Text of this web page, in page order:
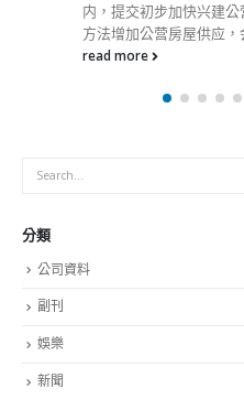
内，提交初步加快兴建公营
方法增加公营房屋供应，会
read more
分類
公司資料
副刊
娛樂
新聞